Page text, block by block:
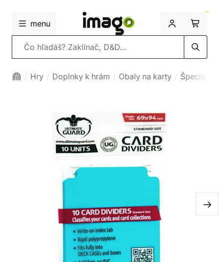
menu
Vyhľadávanie
Hry Doplnky k hrám Obaly na karty Špeciálna